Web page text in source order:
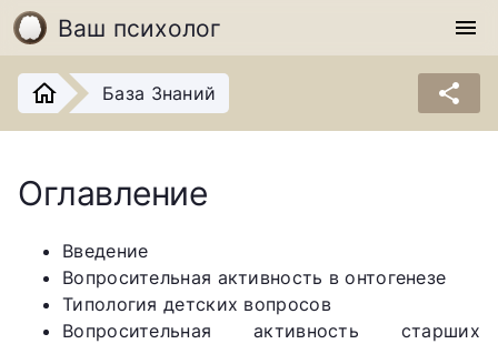
Ваш психолог menu
База Знаний share
Оглавление
Введение
Вопросительная активность в онтогенезе
Типология детских вопросов
Вопросительная активность старших